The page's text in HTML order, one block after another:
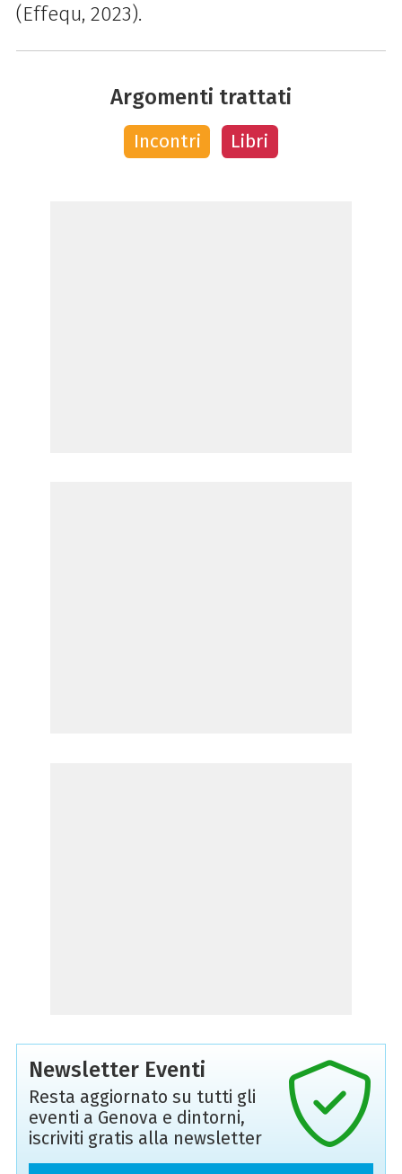
(Effequ, 2023).
Argomenti trattati
Incontri Libri
Newsletter Eventi
Resta aggiornato su tutti gli
eventi a Genova e dintorni,
iscriviti gratis alla newsletter